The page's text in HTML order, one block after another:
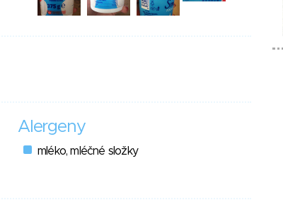
Alergeny
mléko, mléčné složky